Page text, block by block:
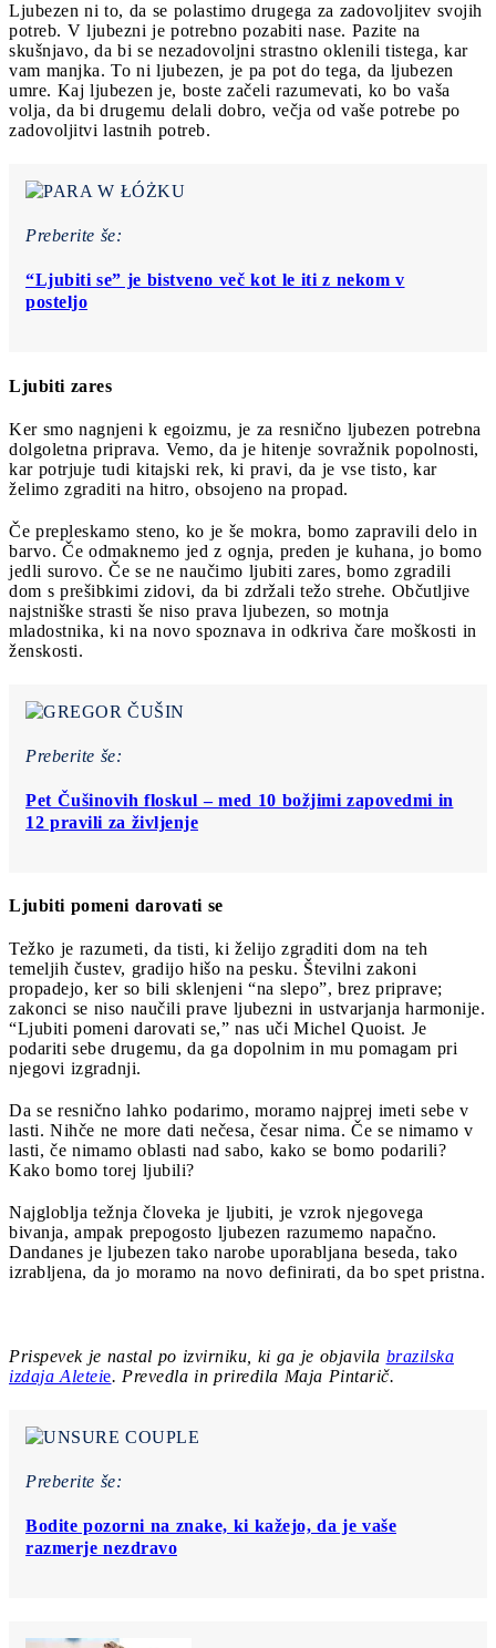
Ljubezen ni to, da se polastimo drugega za zadovoljitev svojih
potreb. V ljubezni je potrebno pozabiti nase. Pazite na
skušnjavo, da bi se nezadovoljni strastno oklenili tistega, kar
vam manjka. To ni ljubezen, je pa pot do tega, da ljubezen
umre. Kaj ljubezen je, boste začeli razumevati, ko bo vaša
volja, da bi drugemu delali dobro, večja od vaše potrebe po
zadovoljitvi lastnih potreb.
Preberite še:
“Ljubiti se” je bistveno več kot le iti z nekom v
posteljo
Ljubiti zares
Ker smo nagnjeni k egoizmu, je za resnično ljubezen potrebna
dolgoletna priprava. Vemo, da je hitenje sovražnik popolnosti,
kar potrjuje tudi kitajski rek, ki pravi, da je vse tisto, kar
želimo zgraditi na hitro, obsojeno na propad.
Če prepleskamo steno, ko je še mokra, bomo zapravili delo in
barvo. Če odmaknemo jed z ognja, preden je kuhana, jo bomo
jedli surovo. Če se ne naučimo ljubiti zares, bomo zgradili
dom s prešibkimi zidovi, da bi zdržali težo strehe. Občutljive
najstniške strasti še niso prava ljubezen, so motnja
mladostnika, ki na novo spoznava in odkriva čare moškosti in
ženskosti.
Preberite še:
Pet Čušinovih floskul ‒ med 10 božjimi zapovedmi in
12 pravili za življenje
Ljubiti pomeni darovati se
Težko je razumeti, da tisti, ki želijo zgraditi dom na teh
temeljih čustev, gradijo hišo na pesku. Številni zakoni
propadejo, ker so bili sklenjeni “na slepo”, brez priprave;
zakonci se niso naučili prave ljubezni in ustvarjanja harmonije.
“Ljubiti pomeni darovati se,” nas uči Michel Quoist. Je
podariti sebe drugemu, da ga dopolnim in mu pomagam pri
njegovi izgradnji.
Da se resnično lahko podarimo, moramo najprej imeti sebe v
lasti. Nihče ne more dati nečesa, česar nima. Če se nimamo v
lasti, če nimamo oblasti nad sabo, kako se bomo podarili?
Kako bomo torej ljubili?
Najgloblja težnja človeka je ljubiti, je vzrok njegovega
bivanja, ampak prepogosto ljubezen razumemo napačno.
Dandanes je ljubezen tako narobe uporabljana beseda, tako
izrabljena, da jo moramo na novo definirati, da bo spet pristna.
Prispevek je nastal po izvirniku, ki ga je objavila brazilska
izdaja Aleteie. Prevedla in priredila Maja Pintarič.
Preberite še:
Bodite pozorni na znake, ki kažejo, da je vaše
razmerje nezdravo